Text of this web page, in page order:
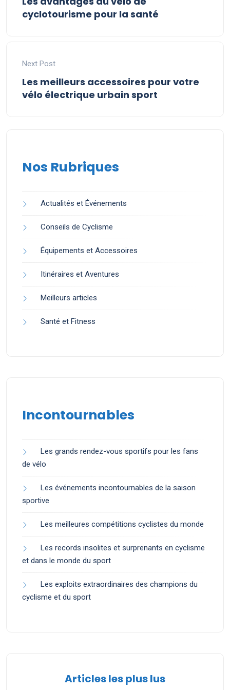
cyclotourisme pour la santé
Next Post
Les meilleurs accessoires pour votre
vélo électrique urbain sport
Nos Rubriques
Actualités et Événements
Conseils de Cyclisme
Équipements et Accessoires
Itinéraires et Aventures
Meilleurs articles
Santé et Fitness
Incontournables
Les grands rendez-vous sportifs pour les fans
de vélo
Les événements incontournables de la saison
sportive
Les meilleures compétitions cyclistes du monde
Les records insolites et surprenants en cyclisme
et dans le monde du sport
Les exploits extraordinaires des champions du
cyclisme et du sport
Articles les plus lus